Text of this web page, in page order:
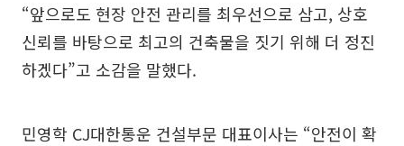
“앞으로도 현장 안전 관리를 최우선으로 삼고, 상호
신뢰를 바탕으로 최고의 건축물을 짓기 위해 더 정진
하겠다”고 소감을 말했다.
민영학 CJ대한통운 건설부문 대표이사는 “안전이 확